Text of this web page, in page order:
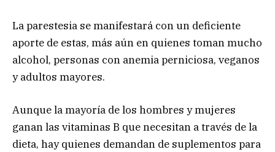
La parestesia se manifestará con un deficiente
aporte de estas, más aún en quienes toman mucho
alcohol, personas con anemia perniciosa, veganos
y adultos mayores.
Aunque la mayoría de los hombres y mujeres
ganan las vitaminas B que necesitan a través de la
dieta, hay quienes demandan de suplementos para